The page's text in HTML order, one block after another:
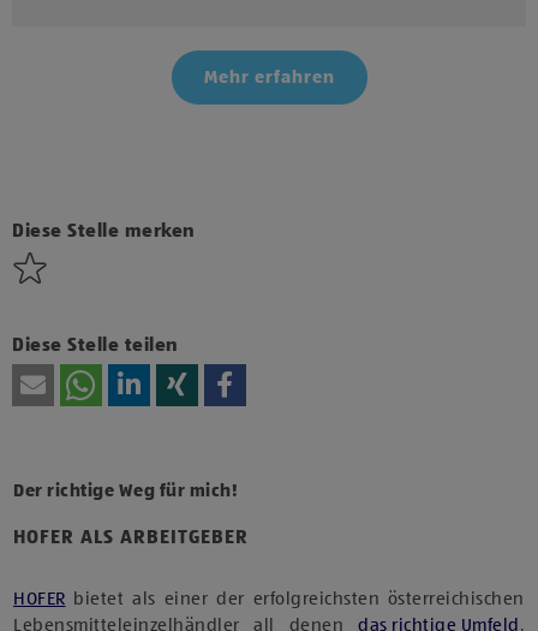
Mehr erfahren
Diese Stelle merken
Diese Stelle teilen
HOFER ALS ARBEITGEBER
Der richtige Weg für mich!
HOFER bietet als einer der erfolgreichsten österreichischen
Lebensmitteleinzelhändler all denen das richtige Umfeld ,